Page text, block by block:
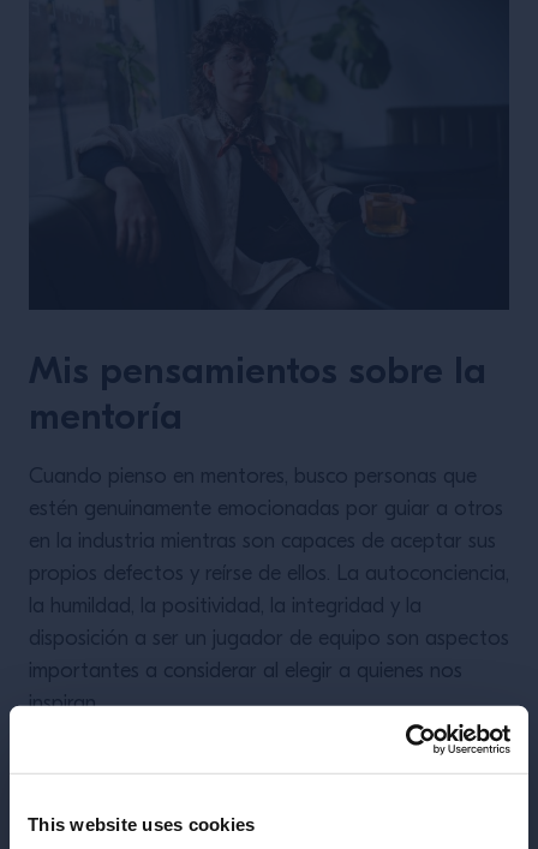
This website uses cookies
Mis pensamientos sobre la
mentoría
Cuando pienso en mentores, busco personas que
estén genuinamente emocionadas por guiar a otros
en la industria mientras son capaces de aceptar sus
propios defectos y reírse de ellos. La autoconciencia,
la humildad, la positividad, la integridad y la
disposición a ser un jugador de equipo son aspectos
importantes a considerar al elegir a quienes nos
inspiran.
generación.